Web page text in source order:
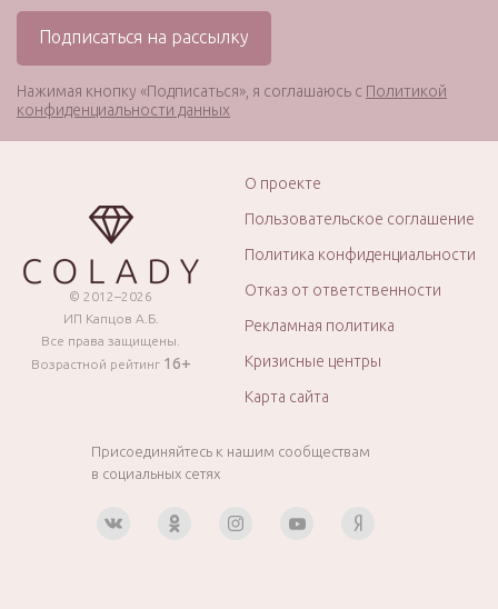
Нажимая кнопку «Подписаться», я соглашаюсь с Политикой
конфиденциальности данных
© 2012–2026
ИП Капцов А.Б.
Все права защищены.
Возрастной рейтинг 16+
О проекте
Пользовательское соглашение
Политика конфиденциальности
Отказ от ответственности
Рекламная политика
Кризисные центры
Карта сайта
Присоединяйтесь к нашим сообществам
в социальных сетях